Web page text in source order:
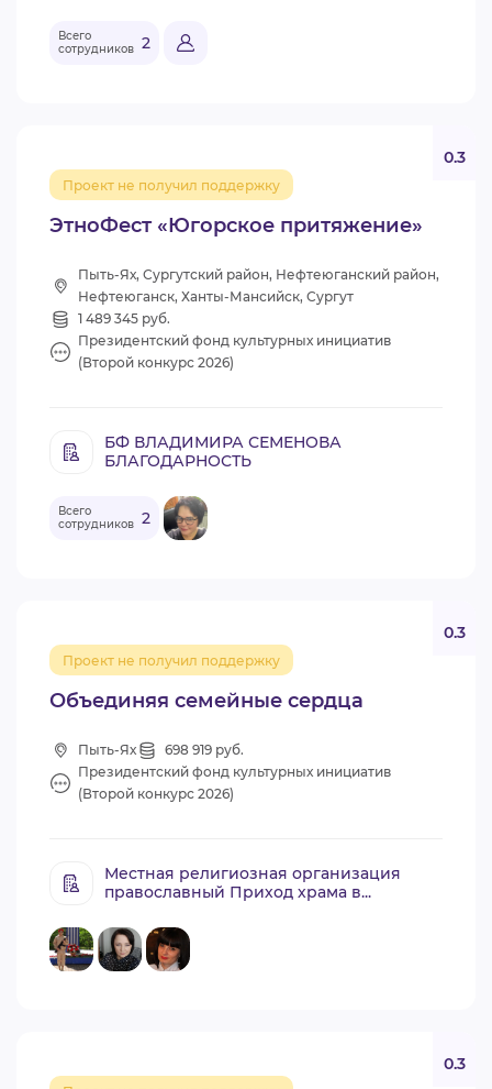
Всего
сотрудников 2
ЭтноФест «Югорское притяжение»
Проект не получил поддержку
0.3
Пыть-Ях, Сургутский район, Нефтеюганский район,
Нефтеюганск, Ханты-Мансийск, Сургут
1 489 345 руб.
Президентский фонд культурных инициатив
(Второй конкурс 2026)
БФ ВЛАДИМИРА СЕМЕНОВА
БЛАГОДАРНОСТЬ
Всего
сотрудников 2
Объединяя семейные сердца
Проект не получил поддержку
0.3
Пыть-Ях
698 919 руб.
Президентский фонд культурных инициатив
(Второй конкурс 2026)
Местная религиозная организация
православный Приход храма в...
0.3